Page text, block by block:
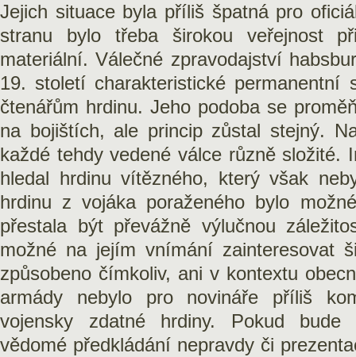
Jejich situace byla příliš špatná pro
stranu bylo třeba širokou veřejnost
materiální. Válečné zpravodajství
19. století charakteristické permanentní
čtenářům hrdinu. Jeho podoba se
na bojištích, ale princip zůstal stejný.
každé tehdy vedené válce různě složité.
hledal hrdinu vítězného, který však
hrdinu z vojáka poraženého bylo
přestala být převážně výlučnou
možné na jejím vnímání zainteresovat
způsobeno čímkoliv, ani v kontextu
armády nebylo pro novináře příliš
vojensky zdatné hrdiny. Pokud bude
vědomé předkládání nepravdy či